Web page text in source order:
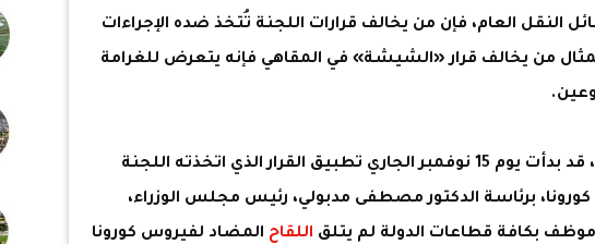
النقل العام، فإن من يخالف قرارات اللجنة تُتخذ ضده الإجراءات
من يخالف قرار «الشيشة» في المقاهي فإنه يتعرض للغرامة
وكانت الحكومة المصرية، قد بدأت يوم 15 نوفمبر الجاري تطبيق القرار الذي اتخذته اللجنة
كورونا، برئاسة الدكتور مصطفى مدبولي، رئيس مجلس الوزراء،
بكافة قطاعات الدولة لم يتلق اللقاح المضاد لفيروس كورونا